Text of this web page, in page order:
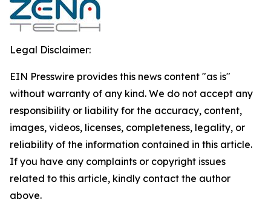
Legal Disclaimer:
EIN Presswire provides this news content "as is"
without warranty of any kind. We do not accept any
responsibility or liability for the accuracy, content,
images, videos, licenses, completeness, legality, or
reliability of the information contained in this article.
If you have any complaints or copyright issues
related to this article, kindly contact the author
above.